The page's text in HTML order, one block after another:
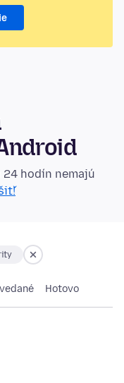
hodín nemajú
Hotovo